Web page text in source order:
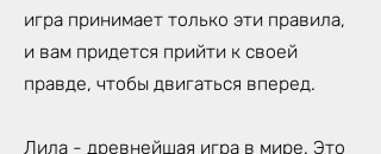
игра принимает только эти правила,
и вам придется прийти к своей
правде, чтобы двигаться вперед.
Лила - древнейшая игра в мире. Это